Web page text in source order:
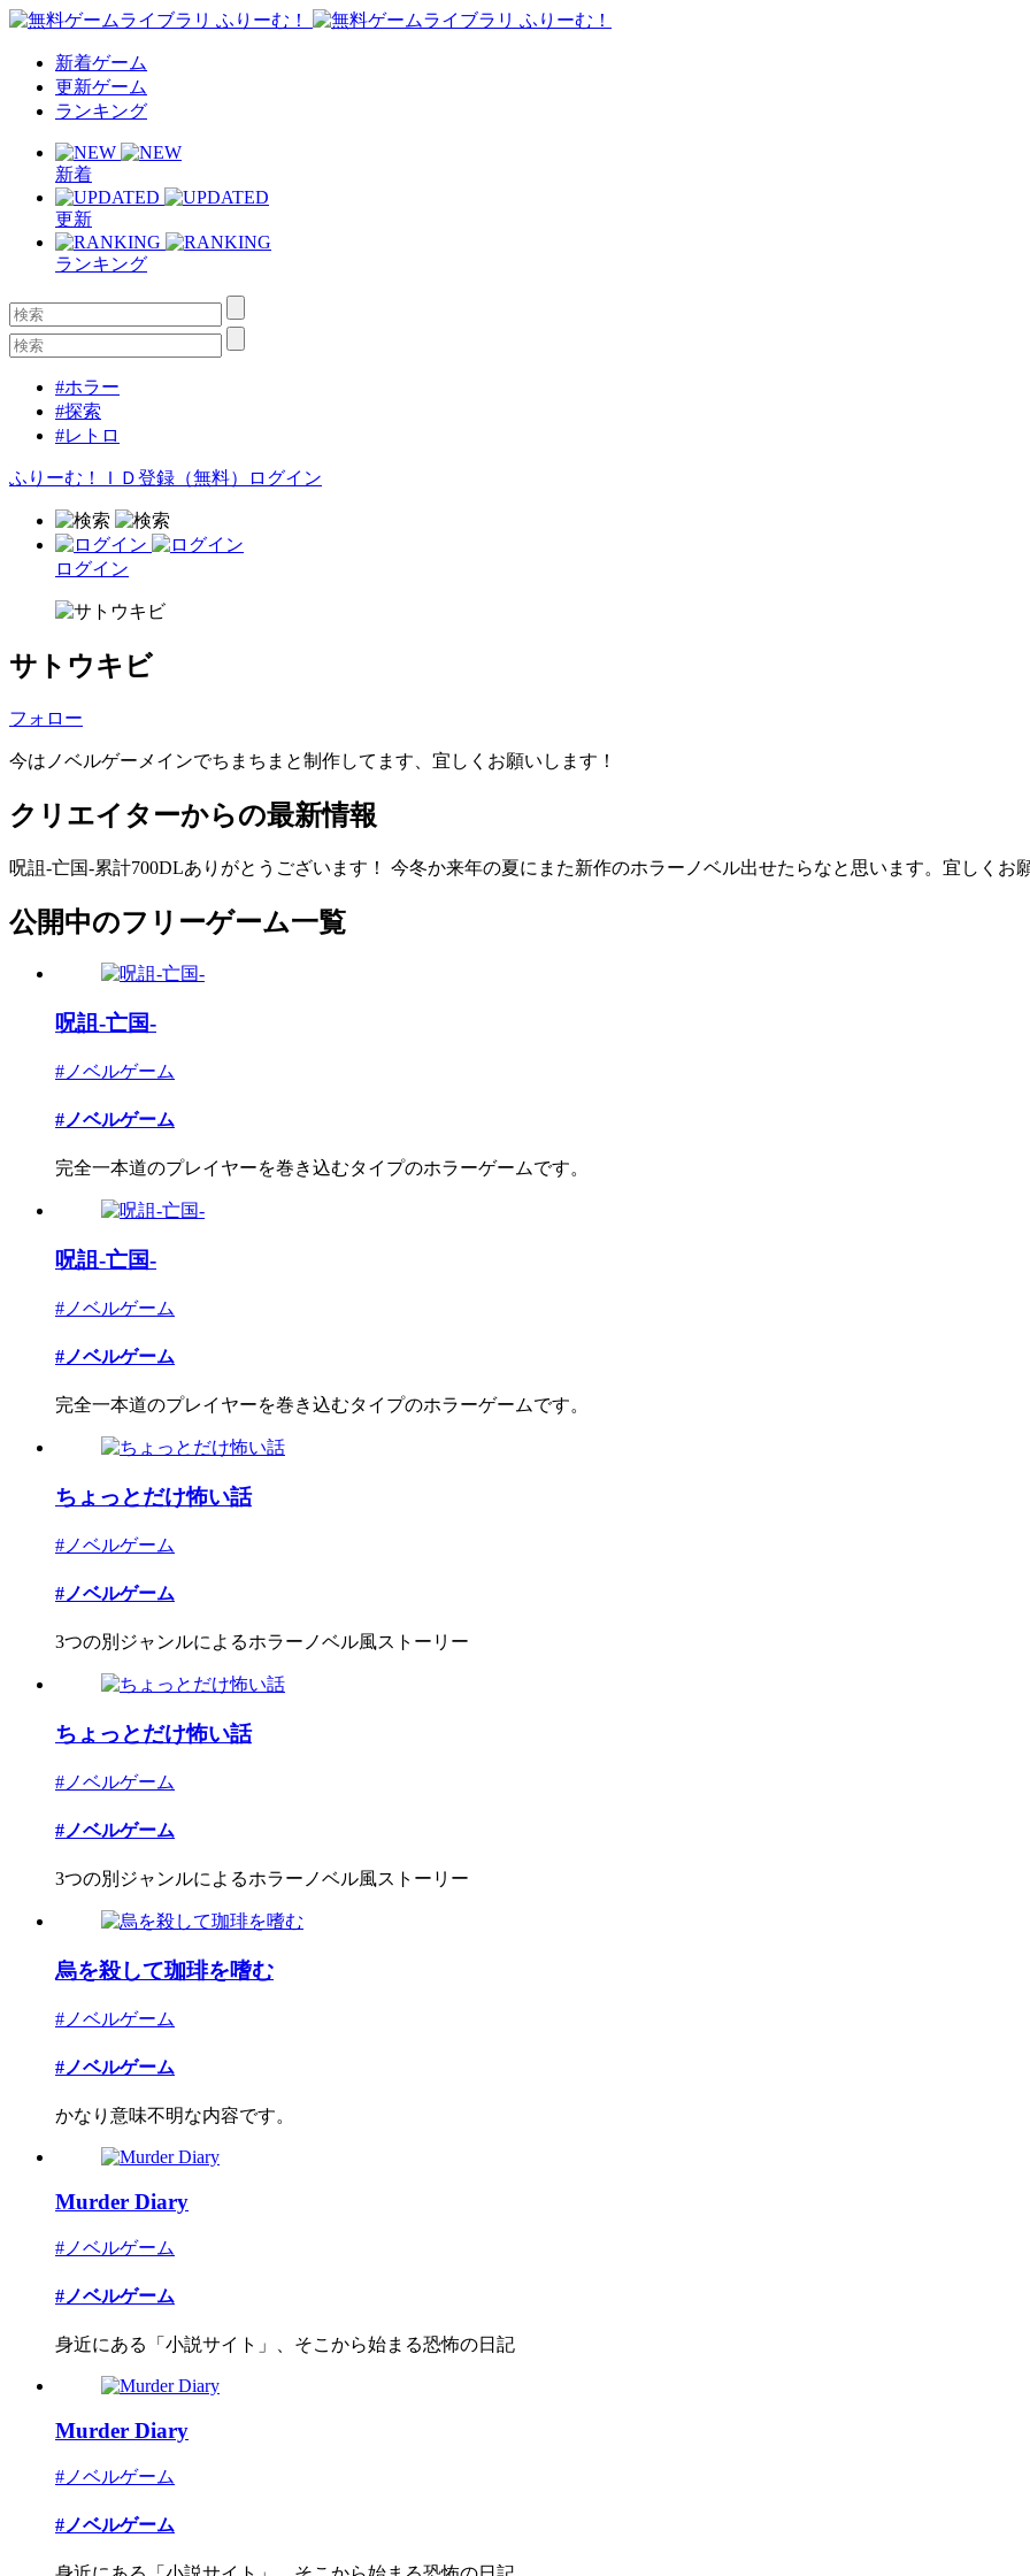
新着ゲーム
更新ゲーム
ランキング
新着
更新
ランキング
#ホラー
#探索
#レトロ
ふりーむ！ＩＤ登録（無料） ログイン
ログイン
サトウキビ
フォロー
今はノベルゲーメインでちまちまと制作してます、宜しくお願いします！
クリエイターからの最新情報
呪詛-亡国-累計700DLありがとうございます！ 今冬か来年の夏にまた新作のホラーノベル出せたらなと思います。宜しくお
公開中のフリーゲーム一覧
呪詛-亡国-
#ノベルゲーム
#ノベルゲーム
完全一本道のプレイヤーを巻き込むタイプのホラーゲームです。
呪詛-亡国-
#ノベルゲーム
#ノベルゲーム
完全一本道のプレイヤーを巻き込むタイプのホラーゲームです。
ちょっとだけ怖い話
#ノベルゲーム
#ノベルゲーム
3つの別ジャンルによるホラーノベル風ストーリー
ちょっとだけ怖い話
#ノベルゲーム
#ノベルゲーム
3つの別ジャンルによるホラーノベル風ストーリー
烏を殺して珈琲を嗜む
#ノベルゲーム
#ノベルゲーム
かなり意味不明な内容です。
Murder Diary
#ノベルゲーム
#ノベルゲーム
身近にある「小説サイト」、そこから始まる恐怖の日記
Murder Diary
#ノベルゲーム
#ノベルゲーム